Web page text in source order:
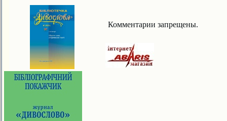
Комментарии запрещены.